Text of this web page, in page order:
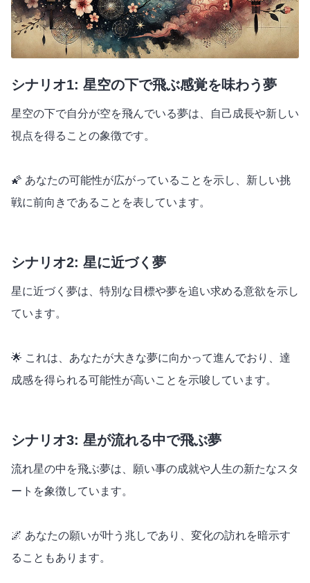
シナリオ1: 星空の下で飛ぶ感覚を味わう夢
星空の下で自分が空を飛んでいる夢は、自己成長や新しい
視点を得ることの象徴です。
🌠 あなたの可能性が広がっていることを示し、新しい挑
戦に前向きであることを表しています。
シナリオ2: 星に近づく夢
星に近づく夢は、特別な目標や夢を追い求める意欲を示し
ています。
🌟 これは、あなたが大きな夢に向かって進んでおり、達
成感を得られる可能性が高いことを示唆しています。
シナリオ3: 星が流れる中で飛ぶ夢
流れ星の中を飛ぶ夢は、願い事の成就や人生の新たなスタ
ートを象徴しています。
🌌 あなたの願いが叶う兆しであり、変化の訪れを暗示す
ることもあります。